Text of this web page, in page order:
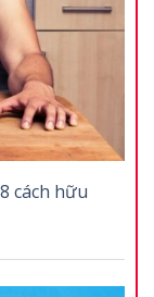
cách hữu